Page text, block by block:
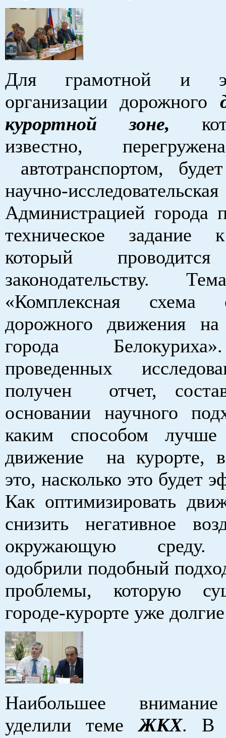
Для грамотной и
организации дорожного
курортной зоне,
известно,
автотранспортом,
научно-
Администрацией города
техническое задание
который
законодательству.
«Комплексная схема
дорожного движения на
города
проведенных
получен отчет,
основании научного
каким способом лучше
движение на курорте,
это, насколько это будет
Как оптимизировать
снизить негативное
окружающую среду.
одобрили подобный
проблемы, которую
городе-курорте уже
Наибольшее
уделили темеЖКХ. В